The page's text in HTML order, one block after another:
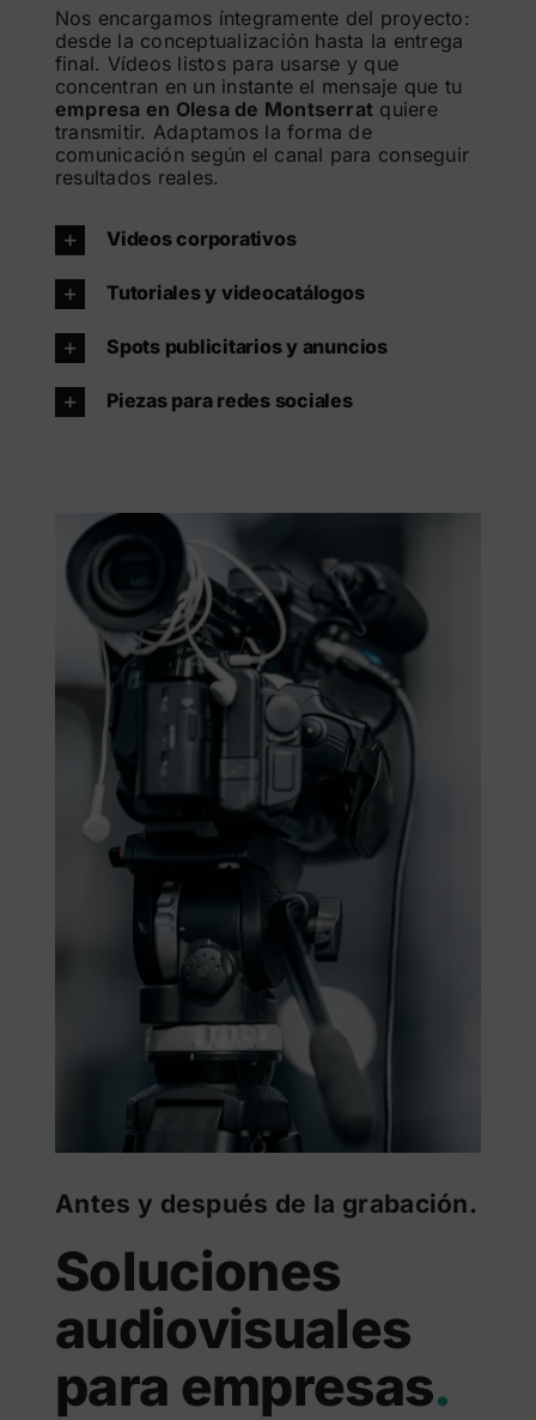
Nos encargamos íntegramente del proyecto:
desde la conceptualización hasta la entrega
final. Vídeos listos para usarse y que
concentran en un instante el mensaje que tu
empresa en Olesa de Montserrat quiere
transmitir. Adaptamos la forma de
comunicación según el canal para conseguir
resultados reales.
Videos corporativos
Tutoriales y videocatálogos
Spots publicitarios y anuncios
Piezas para redes sociales
Antes y después de la grabación.
Soluciones
audiovisuales
para empresas.